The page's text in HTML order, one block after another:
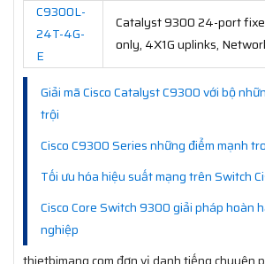
C9300L-
24T-4G-
E
Catalyst 9300 24-port
only, 4X1G uplinks,
Giải mã Cisco Catalyst C9300 với bộ
trội
Cisco C9300 Series những điểm mạnh
Tối ưu hóa hiệu suất mạng trên Switch
Cisco Core Switch 9300 giải pháp hoàn
nghiệp